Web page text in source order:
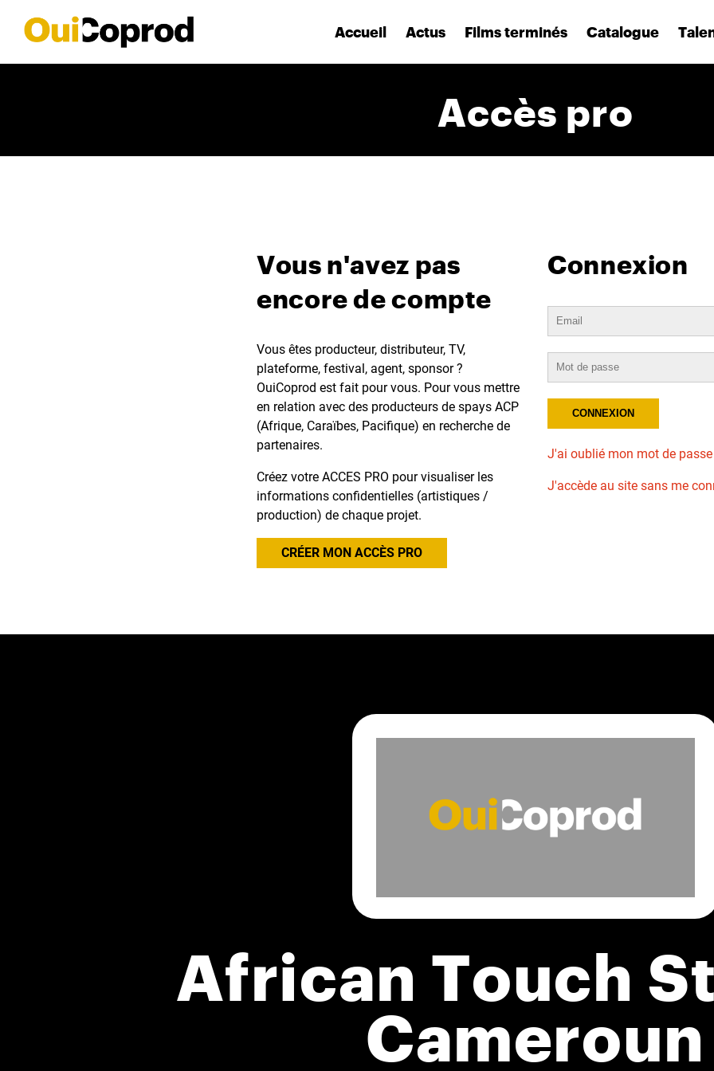
Accueil Actus Films terminés Catalogue
Accès pro
Vous n'avez pas
encore de compte
Vous êtes producteur, distributeur, TV,
plateforme, festival, agent, sponsor ?
OuiCoprod est fait pour vous. Pour vous mettre
en relation avec des producteurs de spays ACP
(Afrique, Caraïbes, Pacifique) en recherche de
partenaires.
Créez votre ACCES PRO pour visualiser les
informations confidentielles (artistiques /
production) de chaque projet.
CRÉER MON ACCÈS PRO
Connexion
J'ai oublié mon mot de passe
J'accède au site sans me
African Touch
Cameroun